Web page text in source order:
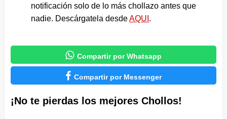
notificación solo de lo más chollazo antes que
nadie. Descárgatela desdeAQUI .
 Compartir por Whatsapp
 Compartir por Messenger
¡No te pierdas los mejores Chollos!